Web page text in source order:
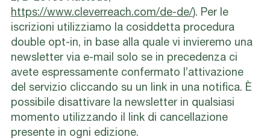
https://www.cleverreach.com/de-de/). Per le
iscrizioni utilizziamo la cosiddetta procedura
double opt-in, in base alla quale vi invieremo una
newsletter via e-mail solo se in precedenza ci
avete espressamente confermato l’attivazione
del servizio cliccando su un link in una notifica. È
possibile disattivare la newsletter in qualsiasi
momento utilizzando il link di cancellazione
presente in ogni edizione.